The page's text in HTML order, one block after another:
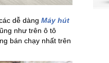
dễ dàng Máy hút
như trên ô tô
bán chạy nhất trên